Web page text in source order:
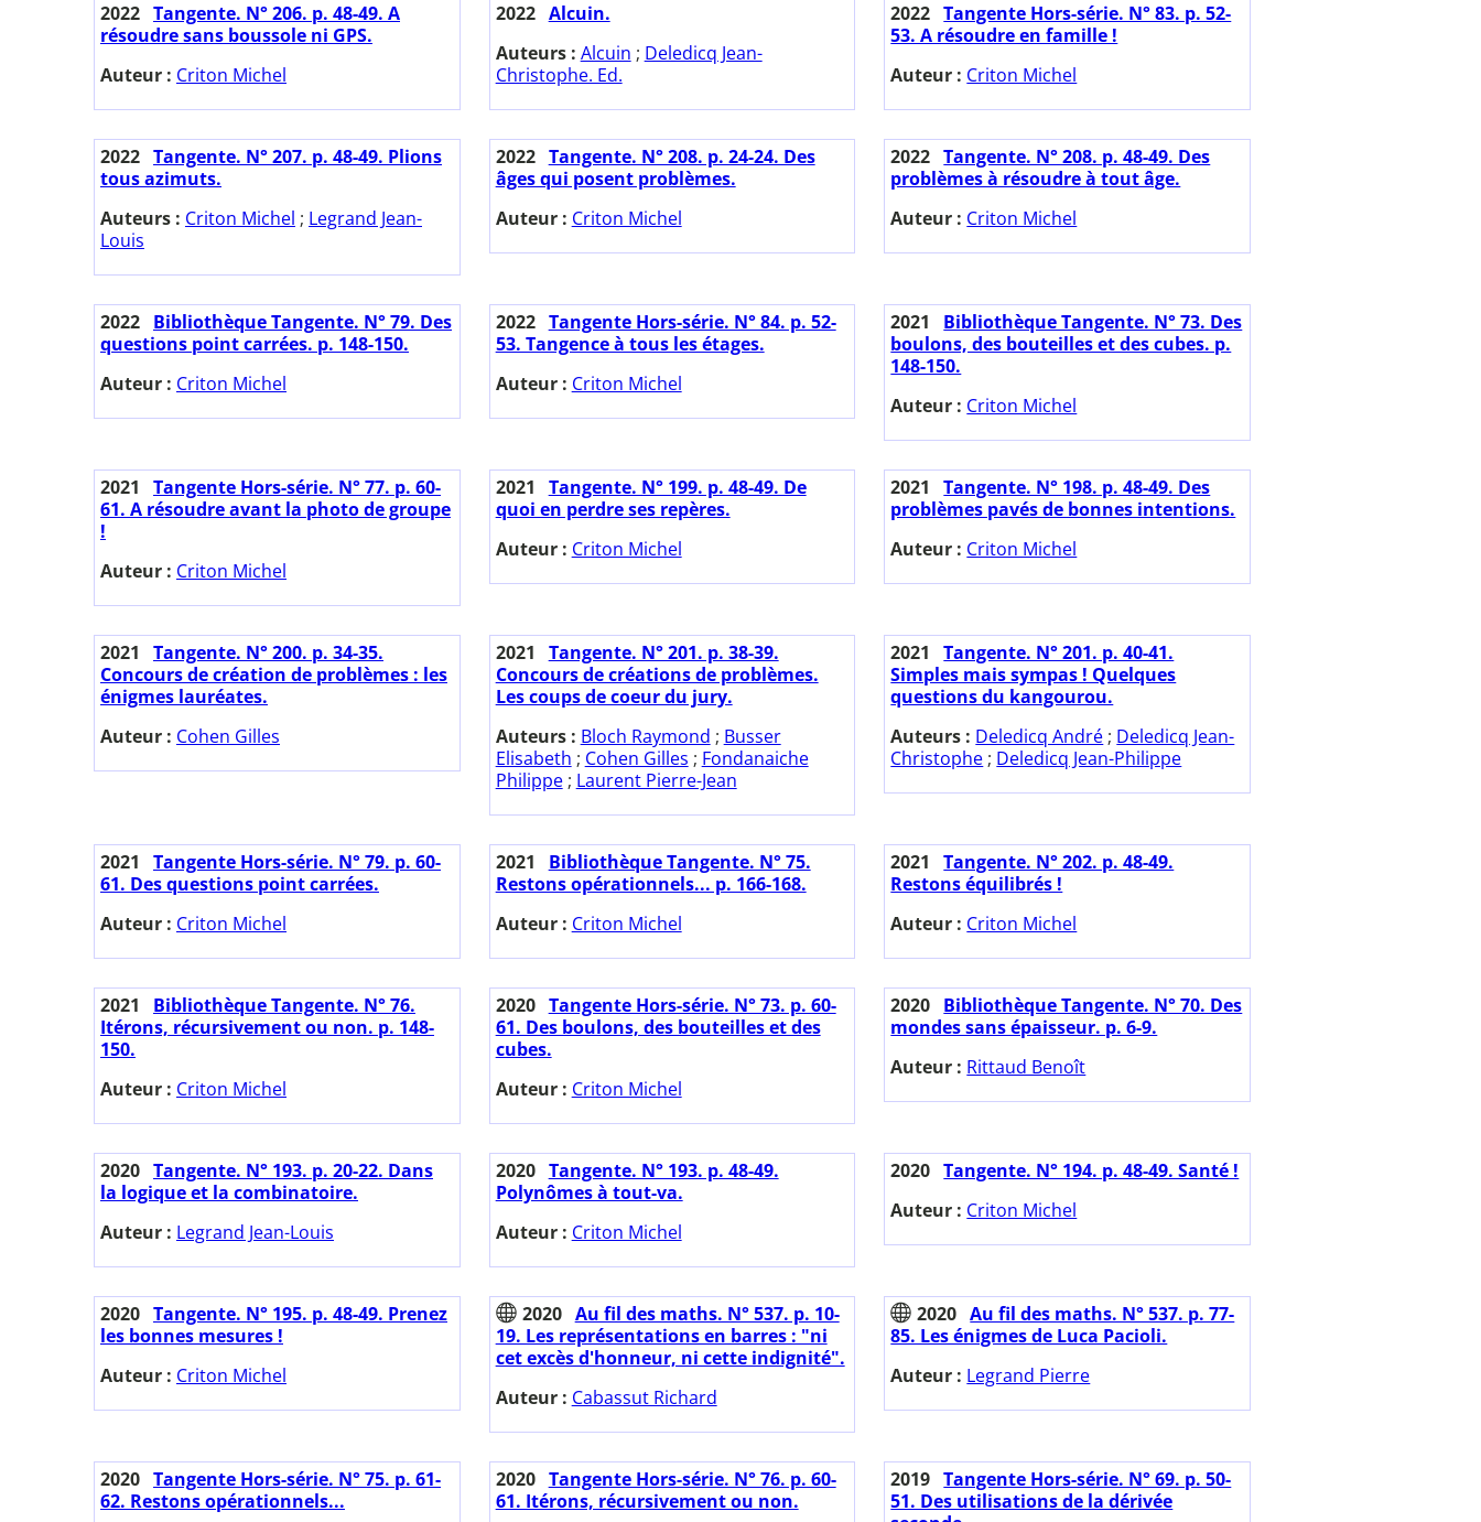
2022 Tangente. N° 206. p. 48-49. A
résoudre sans boussole ni GPS.
Auteur : Criton Michel
2022 Alcuin.
Auteurs : Alcuin ; Deledicq Jean-
Christophe. Ed.
2022 Tangente Hors-série. N° 83. p. 52-
53. A résoudre en famille !
Auteur : Criton Michel
2022 Tangente. N° 207. p. 48-49. Plions
tous azimuts.
Auteurs : Criton Michel ; Legrand Jean-
Louis
2022 Tangente. N° 208. p. 24-24. Des
âges qui posent problèmes.
Auteur : Criton Michel
2022 Tangente. N° 208. p. 48-49. Des
problèmes à résoudre à tout âge.
Auteur : Criton Michel
2022 Bibliothèque Tangente. N° 79. Des
questions point carrées. p. 148-150.
Auteur : Criton Michel
2022 Tangente Hors-série. N° 84. p. 52-
53. Tangence à tous les étages.
Auteur : Criton Michel
2021
Bibliothèque Tangente. N° 73. Des
boulons, des bouteilles et des cubes. p.
148-150.
Auteur : Criton Michel
2021
Tangente Hors-série. N° 77. p. 60-
61. A résoudre avant la photo de groupe
!
Auteur : Criton Michel
2021
Tangente. N° 199. p. 48-49. De
quoi en perdre ses repères.
Auteur : Criton Michel
2021
Tangente. N° 198. p. 48-49. Des
problèmes pavés de bonnes intentions.
Auteur : Criton Michel
2021
Tangente. N° 200. p. 34-35.
Concours de création de problèmes : les
énigmes lauréates.
Auteur : Cohen Gilles
2021
Tangente. N° 201. p. 38-39.
Concours de créations de problèmes.
Les coups de coeur du jury.
Auteurs : Bloch Raymond ; Busser
Elisabeth ; Cohen Gilles ; Fondanaiche
Philippe; Laurent Pierre-Jean
2021
Tangente. N° 201. p. 40-41.
Simples mais sympas ! Quelques
questions du kangourou.
Auteurs : Deledicq André ; Deledicq Jean-
Christophe ; Deledicq Jean-Philippe
2021
Tangente Hors-série. N° 79. p. 60-
61. Des questions point carrées.
Auteur : Criton Michel
2021
Bibliothèque Tangente. N° 75.
Restons opérationnels... p. 166-168.
Auteur : Criton Michel
2021
Tangente. N° 202. p. 48-49.
Restons équilibrés !
Auteur : Criton Michel
2021
Bibliothèque Tangente. N° 76.
Itérons, récursivement ou non. p. 148-
150.
Auteur : Criton Michel
2020 Tangente Hors-série. N° 73. p. 60-
61. Des boulons, des bouteilles et des
cubes.
Auteur : Criton Michel
2020 Bibliothèque Tangente. N° 70. Des
mondes sans épaisseur. p. 6-9.
Auteur : Rittaud Benoît
2020 Tangente. N° 193. p. 20-22. Dans
la logique et la combinatoire.
Auteur : Legrand Jean-Louis
2020 Tangente. N° 193. p. 48-49.
Polynômes à tout-va.
Auteur : Criton Michel
2020 Tangente. N° 194. p. 48-49. Santé !
Auteur : Criton Michel
2020 Tangente. N° 195. p. 48-49. Prenez
les bonnes mesures !
Auteur : Criton Michel
2020 Au fil des maths. N° 537. p. 10-
19. Les représentations en barres : "ni
cet excès d'honneur, ni cette indignité".
Auteur : Cabassut Richard
2020 Au fil des maths. N° 537. p. 77-
85. Les énigmes de Luca Pacioli.
Auteur : Legrand Pierre
2020 Tangente Hors-série. N° 75. p. 61-
62. Restons opérationnels...
2020 Tangente Hors-série. N° 76. p. 60-
61. Itérons, récursivement ou non.
2019 Tangente Hors-série. N° 69. p. 50-
51. Des utilisations de la dérivée